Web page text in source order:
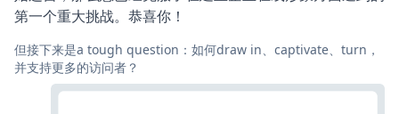
第一个重大挑战。恭喜你！
但接下来是a tough question：如何draw in、captivate、turn，
并支持更多的访问者？